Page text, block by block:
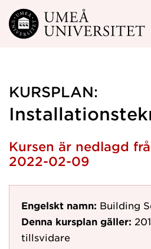
Hoppa direkt till innehållet
KURSPLAN:
Kursen är nedlagd
2022-02-09
Engelskt namn: Building
Denna kursplan gäller:
tillsvidare